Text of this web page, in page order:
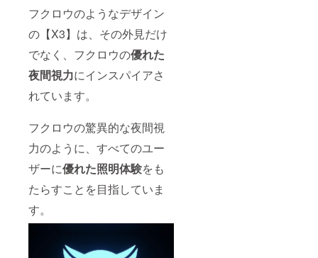
フクロウのようなデザイン
の【X3】は、その外見だけ
でなく、フクロウの優れた
夜間視力にインスパイアさ
れています。
フクロウの驚異的な夜間視
力のように、すべてのユー
ザーに優れた照明体験をも
たらすことを目指していま
す。